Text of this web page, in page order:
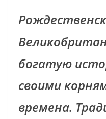
богатую
своими
времена.